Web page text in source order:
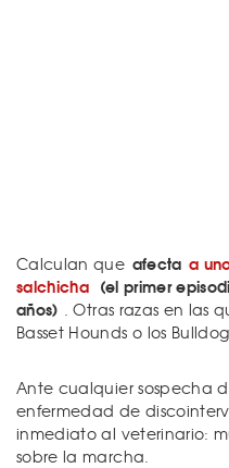
Calculan que afecta a
salchicha (el primer
años)
. Otras razas en las
Basset Hounds o los
Ante cualquier sospecha
enfermedad de
inmediato al veterinario:
sobre la marcha.